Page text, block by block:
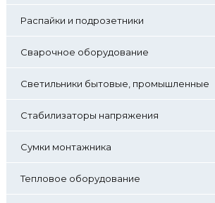
Распайки и подрозетники
Сварочное оборудование
Светильники бытовые, промышленные
Стабилизаторы напряжения
Сумки монтажника
Тепловое оборудование